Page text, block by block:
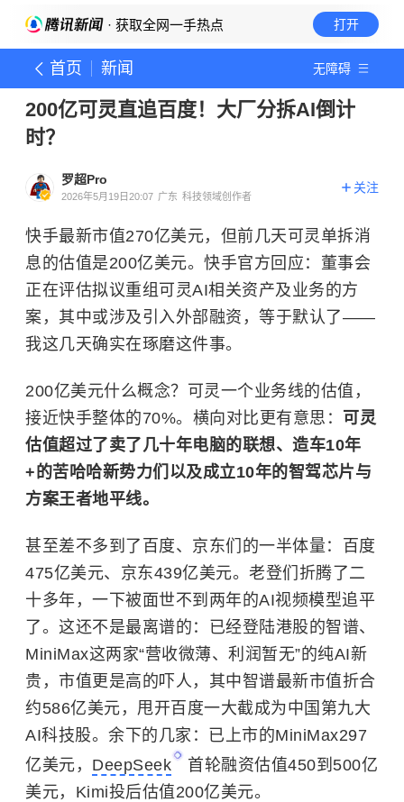
· 获取全网一手热点 打开
首页 新闻 无障碍
200亿可灵直追百度！大厂分拆AI倒计
时？
罗超Pro
2026年5月19日20:07 广东 科技领域创作者
关注
快手最新市值270亿美元，但前几天可灵单拆消
息的估值是200亿美元。快手官方回应：董事会
正在评估拟议重组可灵AI相关资产及业务的方
案，其中或涉及引入外部融资，等于默认了——
我这几天确实在琢磨这件事。
200亿美元什么概念？可灵一个业务线的估值，
接近快手整体的70%。横向对比更有意思： 可灵
估值超过了卖了几十年电脑的联想、造车10年
+的苦哈哈新势力们以及成立10年的智驾芯片与
方案王者地平线。
甚至差不多到了百度、京东们的一半体量：百度
475亿美元、京东439亿美元。老登们折腾了二
十多年，一下被面世不到两年的AI视频模型追平
了。这还不是最离谱的：已经登陆港股的智谱、
MiniMax这两家“营收微薄、利润暂无”的纯AI新
贵，市值更是高的吓人，其中智谱最新市值折合
约586亿美元，甩开百度一大截成为中国第九大
AI科技股。余下的几家：已上市的MiniMax297
亿美元， DeepSeek
首轮融资估值450到500亿
美元，Kimi投后估值200亿美元。